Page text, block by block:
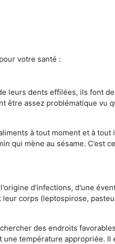
votre santé :
leurs dents effilées, ils font de
être assez problématique vu
à tout moment et à tout
qui mène au sésame. C’est
d'infections, d'une
corps (leptospirose,
des endroits
température appropriée. Il